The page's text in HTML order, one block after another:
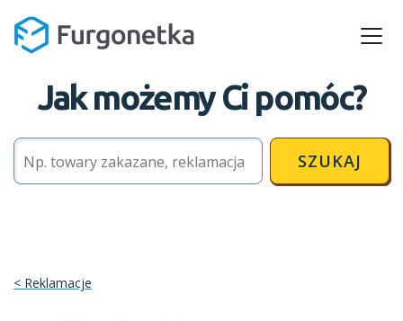
Jak możemy Ci pomóc?
SZUKAJ
Reklamacje